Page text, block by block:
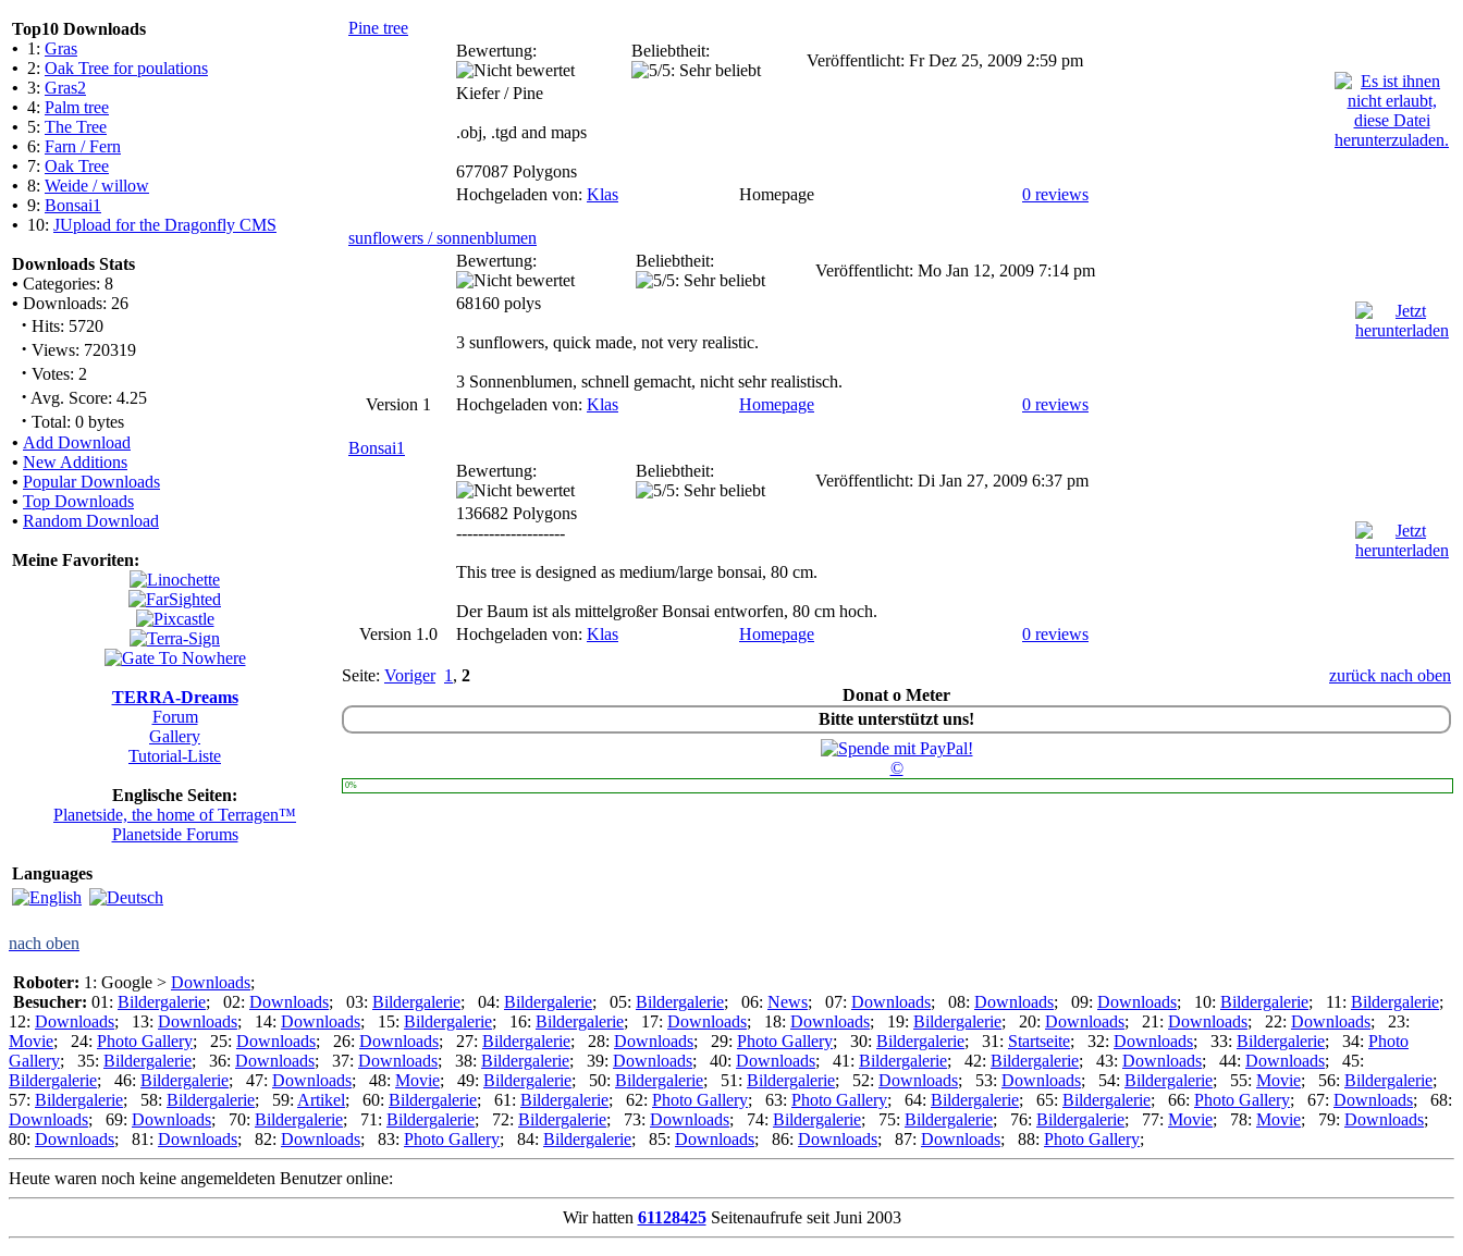
Top10 Downloads
• 1: Gras
• 2: Oak Tree for poulations
• 3: Gras2
• 4: Palm tree
• 5: The Tree
• 6: Farn / Fern
• 7: Oak Tree
• 8: Weide / willow
• 9: Bonsai1
• 10: JUpload for the Dragonfly CMS
Downloads Stats
• Categories: 8
• Downloads: 26
· Hits: 5720
· Views: 720319
· Votes: 2
· Avg. Score: 4.25
· Total: 0 bytes
• Add Download
• New Additions
• Popular Downloads
• Top Downloads
• Random Download
Meine Favoriten:
TERRA-Dreams
Forum
Gallery
Tutorial-Liste
Englische Seiten:
Planetside, the home of Terragen™
Planetside Forums
Languages
Pine tree
Bewertung:
Beliebtheit:
Veröffentlicht: Fr Dez 25, 2009 2:59 pm
Kiefer / Pine
.obj, .tgd and maps
677087 Polygons
Hochgeladen von: Klas Homepage 0 reviews
sunflowers / sonnenblumen
Bewertung:
Beliebtheit:
Veröffentlicht: Mo Jan 12, 2009 7:14 pm
68160 polys
3 sunflowers, quick made, not very realistic.
3 Sonnenblumen, schnell gemacht, nicht sehr realistisch.
Version 1
Hochgeladen von: Klas Homepage 0 reviews
Bonsai1
Bewertung:
Beliebtheit:
Veröffentlicht: Di Jan 27, 2009 6:37 pm
136682 Polygons
--------------------
This tree is designed as medium/large bonsai, 80 cm.
Der Baum ist als mittelgroßer Bonsai entworfen, 80 cm hoch.
Version 1.0
Hochgeladen von: Klas Homepage 0 reviews
Seite: Voriger 1 , 2
zurück nach oben
Donat o Meter
Bitte unterstützt uns!
©
0%
nach oben
Roboter: 1: Google > Downloads;
Besucher: 01: Bildergalerie; 02: Downloads; 03: Bildergalerie; 04: Bildergalerie; 05: Bildergalerie; 06: News; 07: Downloads; 08: Downloads; 09: Downloads; 10: Bildergalerie; 11: Bildergalerie;
12: Downloads; 13: Downloads; 14: Downloads; 15: Bildergalerie; 16: Bildergalerie; 17: Downloads; 18: Downloads; 19: Bildergalerie; 20: Downloads; 21: Downloads; 22: Downloads; 23:
Movie; 24: Photo Gallery; 25: Downloads; 26: Downloads; 27: Bildergalerie; 28: Downloads; 29: Photo Gallery; 30: Bildergalerie; 31: Startseite; 32: Downloads; 33: Bildergalerie; 34: Photo
Gallery; 35: Bildergalerie; 36: Downloads; 37: Downloads; 38: Bildergalerie; 39: Downloads; 40: Downloads; 41: Bildergalerie; 42: Bildergalerie; 43: Downloads; 44: Downloads; 45:
Bildergalerie; 46: Bildergalerie; 47: Downloads; 48: Movie; 49: Bildergalerie; 50: Bildergalerie; 51: Bildergalerie; 52: Downloads; 53: Downloads; 54: Bildergalerie; 55: Movie; 56: Bildergalerie;
57: Bildergalerie; 58: Bildergalerie; 59: Artikel; 60: Bildergalerie; 61: Bildergalerie; 62: Photo Gallery; 63: Photo Gallery; 64: Bildergalerie; 65: Bildergalerie; 66: Photo Gallery; 67: Downloads; 68:
Downloads; 69: Downloads; 70: Bildergalerie; 71: Bildergalerie; 72: Bildergalerie; 73: Downloads; 74: Bildergalerie; 75: Bildergalerie; 76: Bildergalerie; 77: Movie; 78: Movie; 79: Downloads;
80: Downloads; 81: Downloads; 82: Downloads; 83: Photo Gallery; 84: Bildergalerie; 85: Downloads; 86: Downloads; 87: Downloads; 88: Photo Gallery;
Heute waren noch keine angemeldeten Benutzer online:
Wir hatten 61128425Seitenaufrufe seit Juni 2003